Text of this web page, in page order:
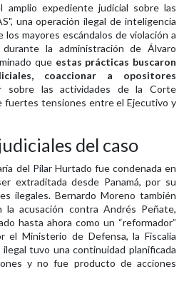
expediente judicial sobre las
una operación ilegal de inteligencia
mayores escándalos de violación a
la administración de Álvaro
queestas prácticas buscaron
coaccionar a opositores
sobre las actividades de la Corte
fuertes tensiones entre el Ejecutivo y
del caso
del Pilar Hurtado fue condenada en
extraditada desde Panamá, por su
ilegales. Bernardo Moreno también
la acusación contra Andrés Peñate,
hasta ahora como un “reformador”
el Ministerio de Defensa, la Fiscalía
tuvo una continuidad planificada
y no fue producto de acciones